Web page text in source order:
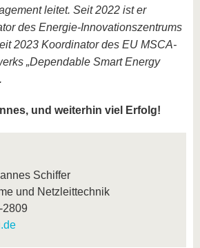
leitet. Seit 2022 ist er
des Energie-Innovationszentrums
2023 Koordinator des EU MSCA-
„Dependable Smart Energy
und weiterhin viel Erfolg!
Schiffer
und Netzleittechnik
2809